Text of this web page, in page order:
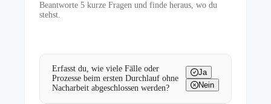
Beantworte 5 kurze Fragen und finde heraus, wo du
stehst.
Erfasst du, wie viele Fälle oder
Prozesse beim ersten Durchlauf ohne
Nacharbeit abgeschlossen werden?
Ja
Nein